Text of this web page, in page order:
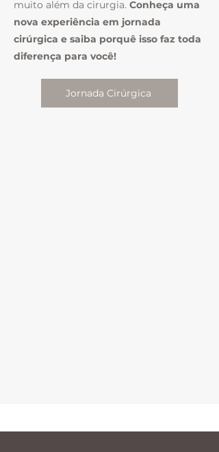
muito além da cirurgia. Conheça uma
nova experiência em jornada
cirúrgica e saiba porquê isso faz toda
diferença para você!
Jornada Cirúrgica